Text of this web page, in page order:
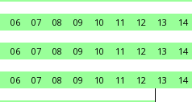
06 07 08 09 10 11 12 13 14
06 07 08 09 10 11 12 13 14
06 07 08 09 10 11 12 13 14